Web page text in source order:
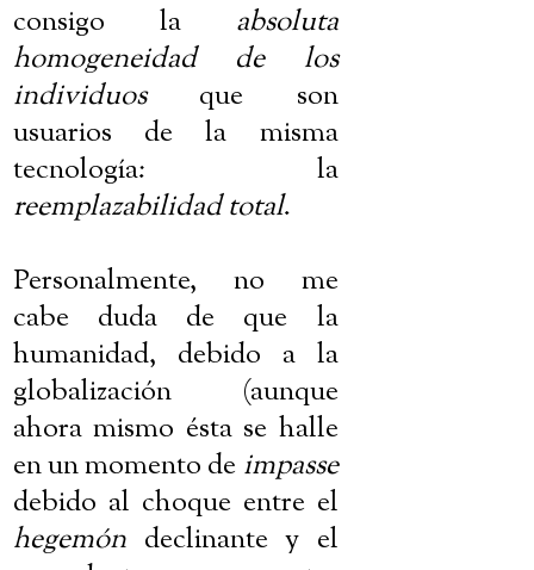
consigo la absoluta
homogeneidad de los
individuosque son
usuarios de la misma
tecnología: la
reemplazabilidad total.
Personalmente, no me
cabe duda de que la
humanidad, debido a la
globalización (aunque
ahora mismo ésta se halle
en un momento de impasse
debido al choque entre el
hegemón declinante y el